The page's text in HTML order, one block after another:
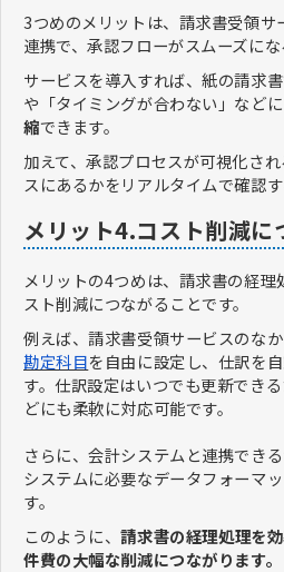
3つめのメリットは、請求書受領サ
連携で、承認フローがスムーズにな
サービスを導入すれば、紙の請求
や「タイミングが合わない」など
縮できます。
加えて、承認プロセスが可視化さ
スにあるかをリアルタイムで確認す
メリット4.コスト削減に
メリットの4つめは、請求書の経
スト削減につながることです。
例えば、請求書受領サービスのなか
勘定科目を自由に設定し、仕訳を
す。仕訳設定はいつでも更新でき
どにも柔軟に対応可能です。
さらに、会計システムと連携でき
システムに必要なデータフォーマ
す。
このように、請求書の経理処理を
件費の大幅な削減につながります。